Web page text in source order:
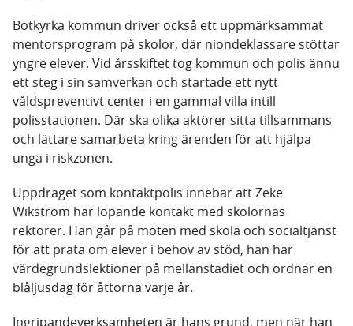
Botkyrka kommun driver också ett uppmärksammat
mentorsprogram på skolor, där niondeklassare stöttar
yngre elever. Vid årsskiftet tog kommun och polis ännu
ett steg i sin samverkan och startade ett nytt
våldspreventivt center i en gammal villa intill
polisstationen. Där ska olika aktörer sitta tillsammans
och lättare samarbeta kring ärenden för att hjälpa
unga i riskzonen.
Uppdraget som kontaktpolis innebär att Zeke
Wikström har löpande kontakt med skolornas
rektorer. Han går på möten med skola och socialtjänst
för att prata om elever i behov av stöd, han har
värdegrundslektioner på mellanstadiet och ordnar en
blåljusdag för åttorna varje år.
Ingripandeverksamheten är hans grund, men när han